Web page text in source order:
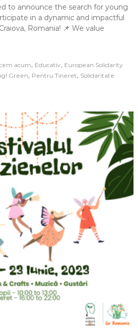
to announce the search for young
in a dynamic and impactful
Romania! 📌 We value
acum, Educativ, European Solidarity
Green, Pentru Tineret, Solidaritate